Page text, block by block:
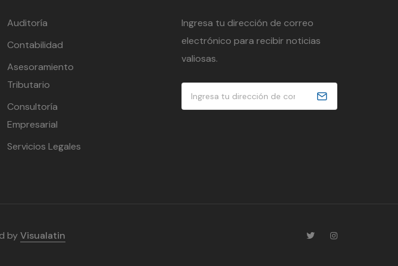
Auditoría
Contabilidad
Asesoramiento
Tributario
Consultoría
Empresarial
Servicios Legales
Ingresa tu dirección de correo
electrónico para recibir noticias
valiosas.
byVisualatin